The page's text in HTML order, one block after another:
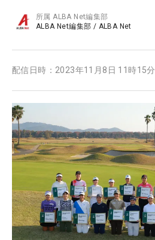
所属ALBA Net編集部
ALBA Net編集部 / ALBA Net
配信日時： 2023年11月8日 11時15分